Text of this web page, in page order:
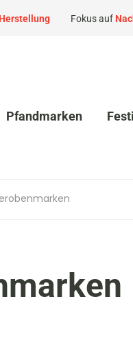
Herstellung Fokus auf
Pfandmarken